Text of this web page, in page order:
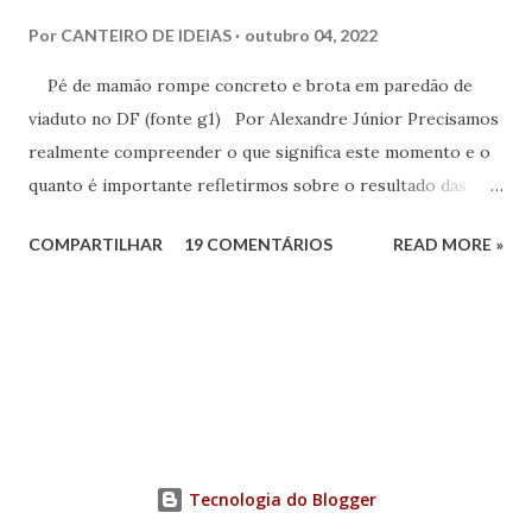
Por CANTEIRO DE IDEIAS outubro 04, 2022
Pé de mamão rompe concreto e brota em paredão de
viaduto no DF (fonte g1) Por Alexandre Júnior Precisamos
realmente compreender o que significa este momento e o
quanto é importante refletirmos sobre o resultado das
esperançar! A História do Brasil é feita de invasão,
COMPARTILHAR 19 COMENTÁRIOS READ MORE »
Tecnologia do Blogger